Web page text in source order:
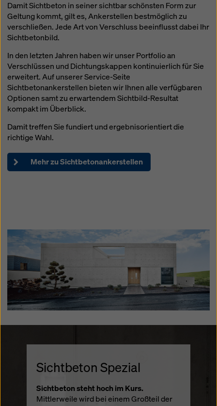
Damit Sichtbeton in seiner sichtbar schönsten Form zur
Geltung kommt, gilt es, Ankerstellen bestmöglich zu
verschließen. Jede Art von Verschluss beeinflusst dabei Ihr
Sichtbetonbild.
In den letzten Jahren haben wir unser Portfolio an
Verschlüssen und Dichtungskappen kontinuierlich für Sie
erweitert. Auf unserer Service-Seite
Sichtbetonankerstellen bieten wir Ihnen alle verfügbaren
Optionen samt zu erwartendem Sichtbild-Resultat
kompakt im Überblick.
Damit treffen Sie fundiert und ergebnisorientiert die
richtige Wahl.
Mehr zu Sichtbetonankerstellen
Sichtbeton Spezial
Sichtbeton steht hoch im Kurs.
Mittlerweile wird bei einem Großteil der
Sichtbeton Spezial
Sichtbeton steht hoch im Kurs.
Mittlerweile wird bei einem Großteil der
Sichtbeton Spezial
Sichtbeton steht hoch im Kurs.
Mittlerweile wird bei einem Großteil der